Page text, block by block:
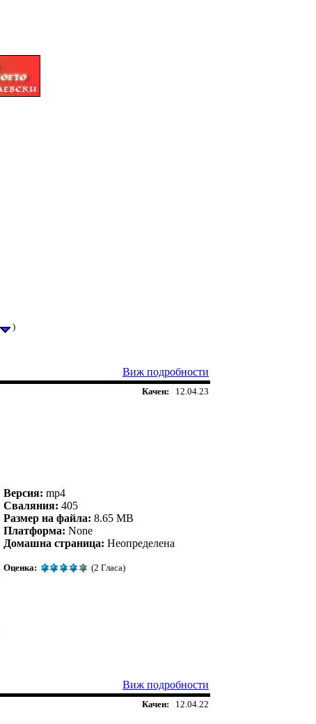
)
Виж подробности
Качен: 12.04.23
Версия: mp4
Сваляния: 405
Размер на файла: 8.65 MB
Платформа: None
Домашна страница: Неопределена
Оценка: (2 Гласа)
Виж подробности
Качен: 12.04.22